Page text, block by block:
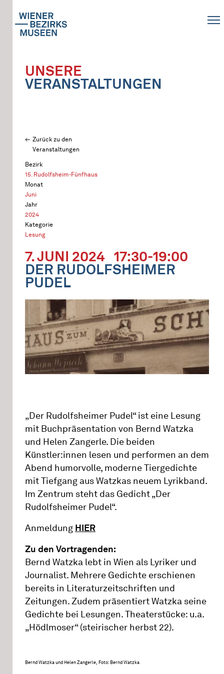
UNSERE
VERANSTALTUNGEN
Zurück zu den
Veranstaltungen
Bezirk
15. Rudolfsheim-Fünfhaus
Monat
Juni
Jahr
2024
Kategorie
Lesung
7. JUNI 2024 17:30-19:00
DER RUDOLFSHEIMER
PUDEL
„Der Rudolfsheimer Pudel“ ist eine Lesung
mit Buchpräsentation von Bernd Watzka
und Helen Zangerle. Die beiden
Künstler:innen lesen und performen an dem
Abend humorvolle, moderne Tiergedichte
mit Tiefgang aus Watzkas neuem Lyrikband.
Im Zentrum steht das Gedicht „Der
Rudolfsheimer Pudel“.
Anmeldung HIER
Zu den Vortragenden:
Bernd Watzka lebt in Wien als Lyriker und
Journalist. Mehrere Gedichte erschienen
bereits in Literaturzeitschriften und
Zeitungen. Zudem präsentiert Watzka seine
Gedichte bei Lesungen. Theaterstücke: u.a.
„Hödlmoser“ (steirischer herbst 22).
Bernd Watzka und Helen Zangerle, Foto: Bernd Watzka